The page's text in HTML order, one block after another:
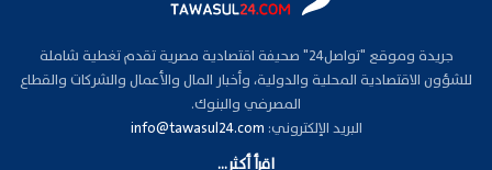
جريدة وموقع "تواصل24" صحيفة اقتصادية مصرية تقدم تغطية شاملة
للشؤون الاقتصادية المحلية والدولية، وأخبار المال والأعمال والشركات والقطاع
المصرفي والبنوك.
البريد الإلكتروني: info@tawasul24.com
اقرأ أكثر...